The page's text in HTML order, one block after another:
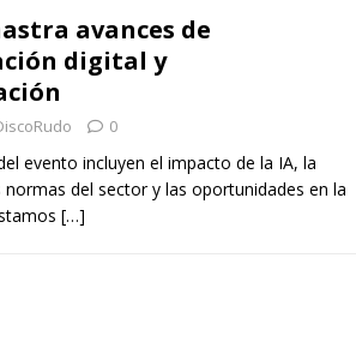
avances de
digital y
0
evento incluyen el impacto de la IA, la
del sector y las oportunidades en la
[…]